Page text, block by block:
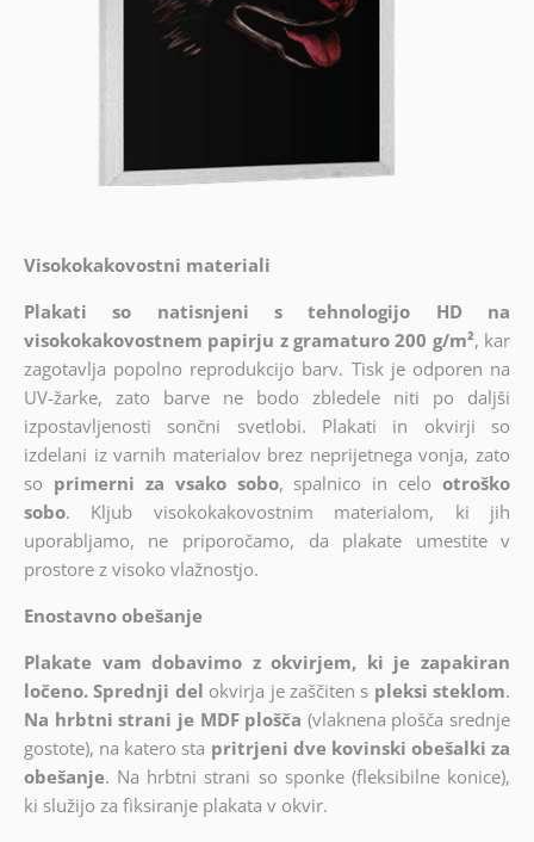
Visokokakovostni materiali
Plakati so natisnjeni s tehnologijo HD na
visokokakovostnem papirju z gramaturo 200 g/m², kar
zagotavlja popolno reprodukcijo barv. Tisk je odporen na
UV-žarke, zato barve ne bodo zbledele niti po daljši
izpostavljenosti sončni svetlobi. Plakati in okvirji so
izdelani iz varnih materialov brez neprijetnega vonja, zato
so primerni za vsako sobo, spalnico in celo otroško
sobo. Kljub visokokakovostnim materialom, ki jih
uporabljamo, ne priporočamo, da plakate umestite v
prostore z visoko vlažnostjo.
Enostavno obešanje
Plakate vam dobavimo z okvirjem, ki je zapakiran
ločeno. Sprednji del okvirja je zaščiten s pleksi steklom.
Na hrbtni strani je MDF plošča (vlaknena plošča srednje
gostote), na katero sta pritrjeni dve kovinski obešalki za
obešanje. Na hrbtni strani so sponke (fleksibilne konice),
ki služijo za fiksiranje plakata v okvir.